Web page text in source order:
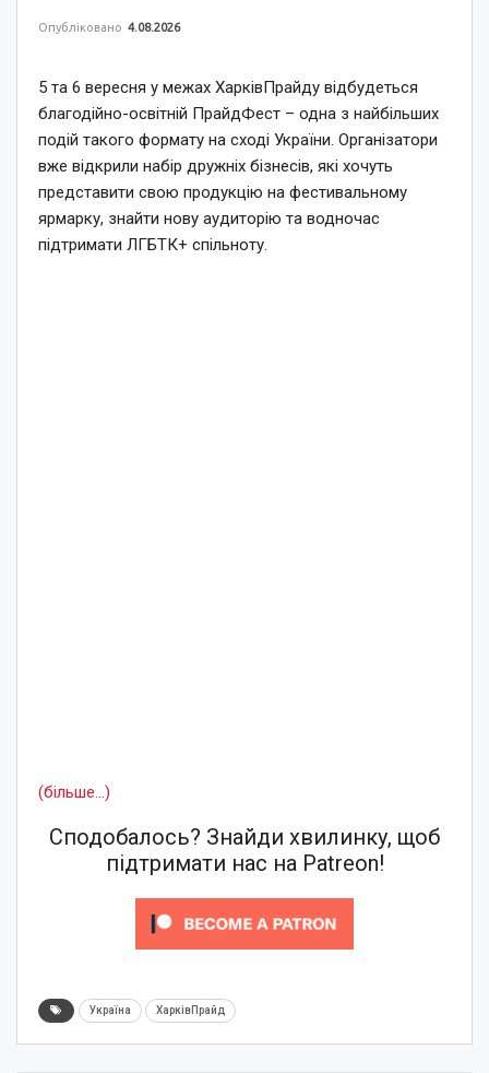
Опубліковано 4.08.2026
5 та 6 вересня у межах ХарківПрайду відбудеться
благодійно-освітній ПрайдФест – одна з найбільших
подій такого формату на сході України. Організатори
вже відкрили набір дружніх бізнесів, які хочуть
представити свою продукцію на фестивальному
ярмарку, знайти нову аудиторію та водночас
підтримати ЛГБТК+ спільноту.
(більше…)
Сподобалось? Знайди хвилинку, щоб
підтримати нас на Patreon!
Україна ХарківПрайд